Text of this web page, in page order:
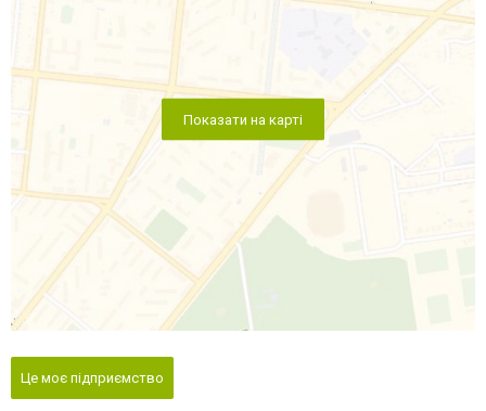
Показати на карті
Це моє підприємство